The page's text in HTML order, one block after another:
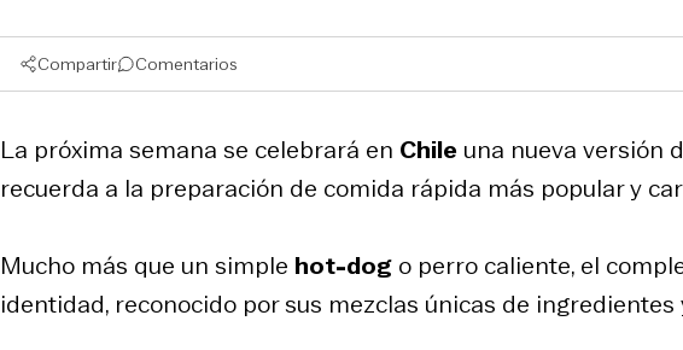
Compartir Comentarios
La próxima semana se celebrará en Chile una nueva versión
recuerda a la preparación de comida rápida más popular y
Mucho más que un simple hot-dog o perro caliente, el
identidad, reconocido por sus mezclas únicas de